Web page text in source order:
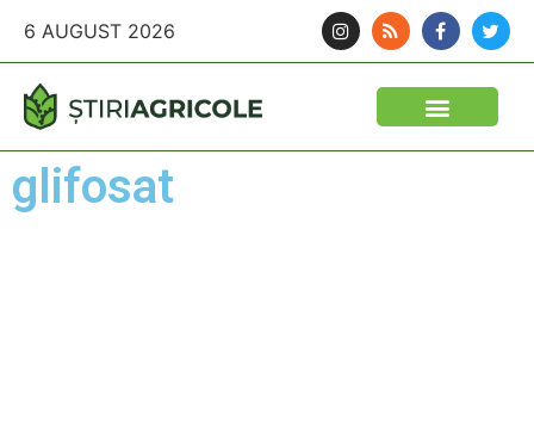
6 AUGUST 2026
glifosat